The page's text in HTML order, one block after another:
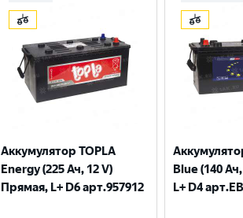
Аккумулятор TOPLA
Energy (225 Ач, 12 V)
Прямая, L+ D6 арт.957912
Blue (140
L+ D4